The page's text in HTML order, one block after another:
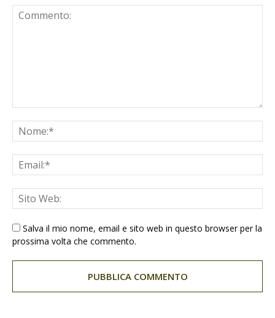
Salva il mio nome, email e sito web in questo browser per la
prossima volta che commento.